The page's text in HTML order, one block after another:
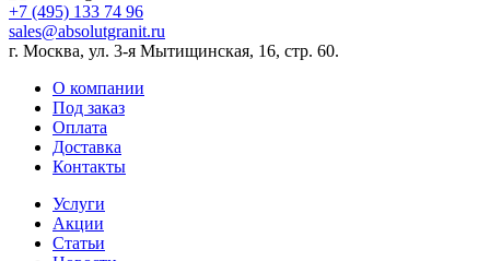
+7 (495) 133 74 96
sales@absolutgranit.ru
г. Москва, ул. 3-я Мытищинская, 16, стр. 60.
О компании
Под заказ
Оплата
Доставка
Контакты
Услуги
Акции
Статьи